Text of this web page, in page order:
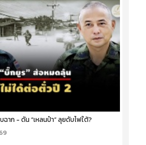
าก - ดัน “เหลนป๋า” ลุยดับไฟใต้?